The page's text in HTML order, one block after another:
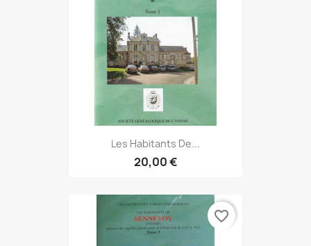
Les Habitants De...
20,00 €
favorite_border